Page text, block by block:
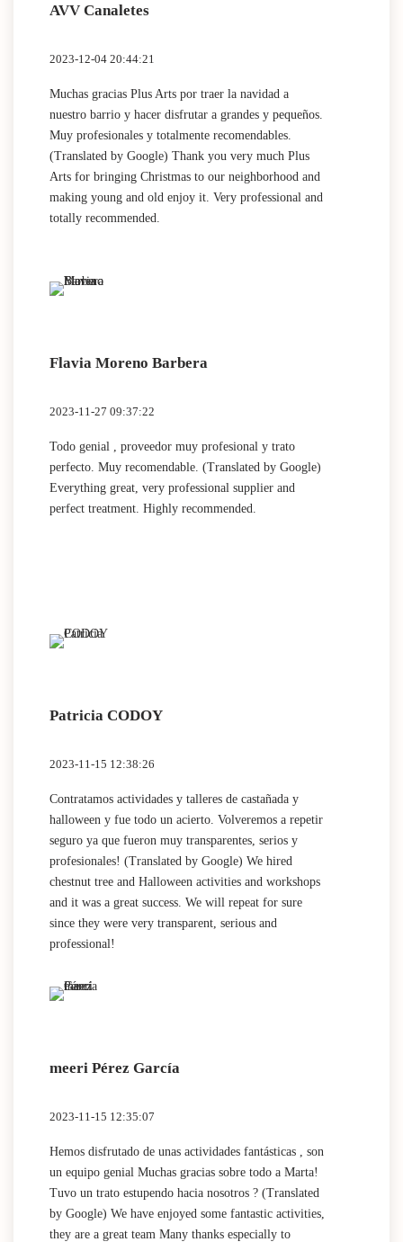
AVV Canaletes
2023-12-04 20:44:21
Muchas gracias Plus Arts por traer la navidad a
nuestro barrio y hacer disfrutar a grandes y pequeños.
Muy profesionales y totalmente recomendables.
(Translated by Google) Thank you very much Plus
Arts for bringing Christmas to our neighborhood and
making young and old enjoy it. Very professional and
totally recommended.
Flavia Moreno Barbera
2023-11-27 09:37:22
Todo genial , proveedor muy profesional y trato
perfecto. Muy recomendable. (Translated by Google)
Everything great, very professional supplier and
perfect treatment. Highly recommended.
Patricia CODOY
2023-11-15 12:38:26
Contratamos actividades y talleres de castañada y
halloween y fue todo un acierto. Volveremos a repetir
seguro ya que fueron muy transparentes, serios y
profesionales! (Translated by Google) We hired
chestnut tree and Halloween activities and workshops
and it was a great success. We will repeat for sure
since they were very transparent, serious and
professional!
meeri Pérez García
2023-11-15 12:35:07
Hemos disfrutado de unas actividades fantásticas , son
un equipo genial Muchas gracias sobre todo a Marta!
Tuvo un trato estupendo hacia nosotros ? (Translated
by Google) We have enjoyed some fantastic activities,
they are a great team Many thanks especially to